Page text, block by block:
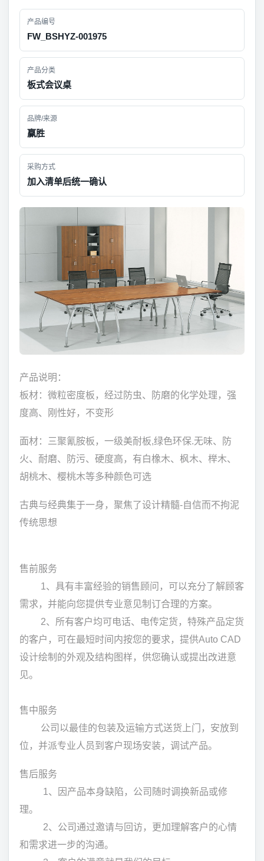
产品编号
FW_BSHYZ-001975
产品分类
板式会议桌
品牌/来源
赢胜
采购方式
加入清单后统一确认
产品说明：
板材：微粒密度板，经过防虫、防磨的化学处理，强
度高、刚性好，不变形
面材：三聚氰胺板，一级美耐板,绿色环保.无味、防
火、耐磨、防污、硬度高，有白橡木、枫木、榉木、
胡桃木、樱桃木等多种颜色可选
古典与经典集于一身，聚焦了设计精髓-自信而不拘泥
传统思想
售前服务
1、具有丰富经验的销售顾问，可以充分了解顾客
需求，并能向您提供专业意见制订合理的方案。
2、所有客户均可电话、电传定货，特殊产品定货
的客户，可在最短时间内按您的要求，提供Auto CAD
设计绘制的外观及结构图样，供您确认或提出改进意
见。
售中服务
公司以最佳的包装及运输方式送货上门，安放到
位，并派专业人员到客户现场安装，调试产品。
售后服务
1、因产品本身缺陷，公司随时调换新品或修
理。
2、公司通过邀请与回访，更加理解客户的心情
和需求进一步的沟通。